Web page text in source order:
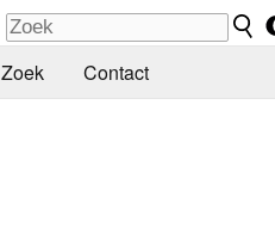
Zoek Contact